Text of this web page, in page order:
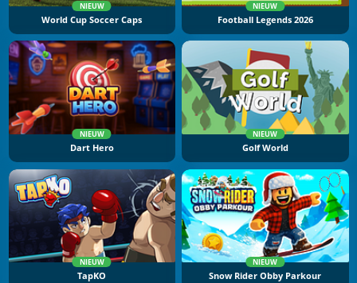
NIEUW
World Cup Soccer Caps
NIEUW
Football Legends 2026
NIEUW
Dart Hero
NIEUW
Golf World
NIEUW
TapKO
NIEUW
Snow Rider Obby Parkour